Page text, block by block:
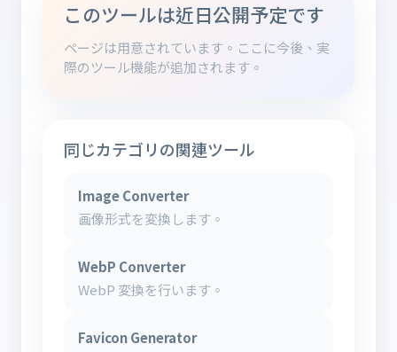
このツールは近日公開予定です
ページは用意されています。ここに今後、実
際のツール機能が追加されます。
同じカテゴリの関連ツール
Image Converter
画像形式を変換します。
WebP Converter
WebP 変換を行います。
Favicon Generator